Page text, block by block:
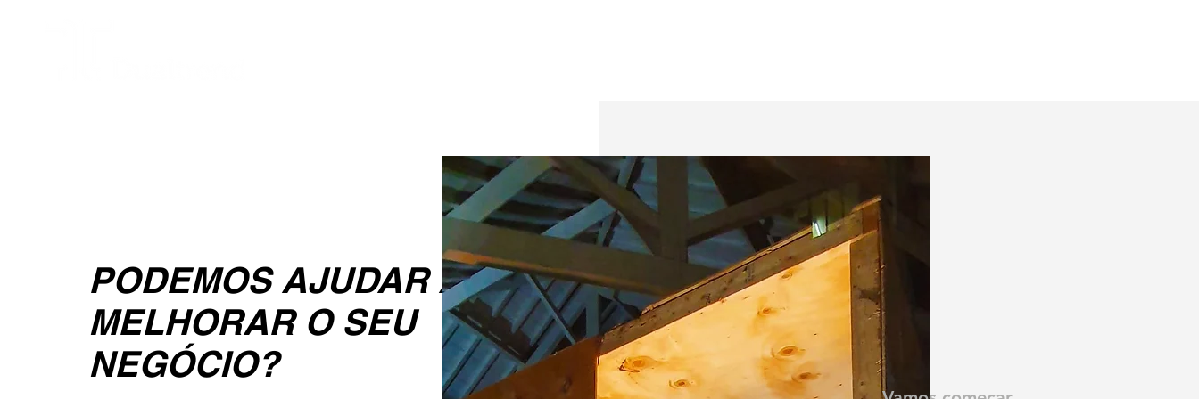
PODEMOS AJUDARA
MELHORAR O SEU
NEGÓCIO?